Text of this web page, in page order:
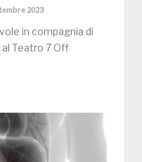
2023
in compagnia di
Teatro 7 Off